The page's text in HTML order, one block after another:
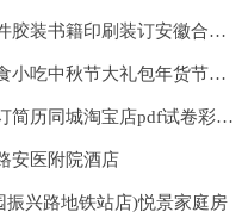
打印资料网上打印a3卷子a4文件胶装书籍印刷装订安徽合肥同城服务
安徽特产大全礼盒合肥黄山零食小吃中秋节大礼包年货节送伴手礼品
合肥打印资料书本印刷书籍装订简历同城淘宝店pdf试卷彩色a34讲义
安医附院酒店
振兴路地铁站店)悦景家庭房